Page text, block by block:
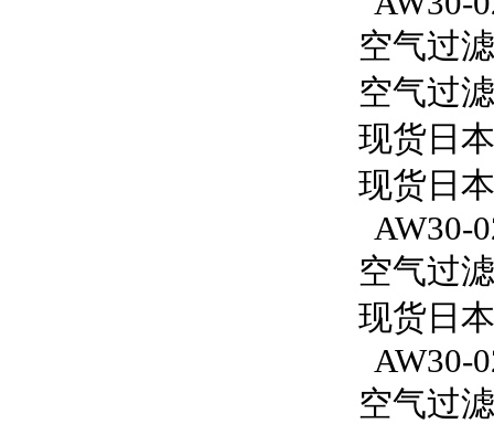
空气过
空气过
现货日
现货日
AW30-
空气过
现货日
AW30-
空气过